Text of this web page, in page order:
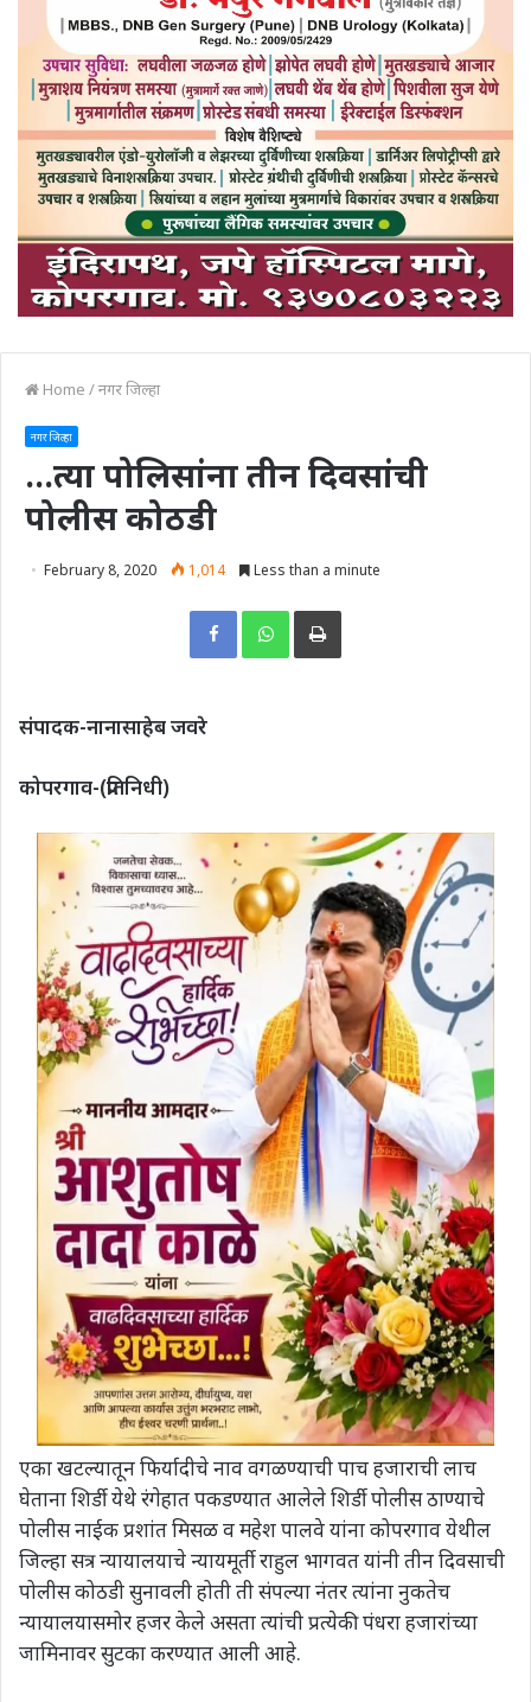
Home /नगर जिल्हा
नगर जिल्हा
…त्या पोलिसांना तीन दिवसांची
पोलीस कोठडी
February 8, 2020 1,014 Less than a minute
Print
संपादक-नानासाहेब जवरे
कोपरगाव-(प्रतिनिधी)
एका खटल्यातून फिर्यादीचे नाव वगळण्याची पाच हजाराची लाच
घेताना शिर्डी येथे रंगेहात पकडण्यात आलेले शिर्डी पोलीस ठाण्याचे
पोलीस नाईक प्रशांत मिसळ व महेश पालवे यांना कोपरगाव येथील
जिल्हा सत्र न्यायालयाचे न्यायमूर्ती राहुल भागवत यांनी तीन दिवसाची
पोलीस कोठडी सुनावली होती ती संपल्या नंतर त्यांना नुकतेच
न्यायालयासमोर हजर केले असता त्यांची प्रत्येकी पंधरा हजारांच्या
जामिनावर सुटका करण्यात आली आहे.